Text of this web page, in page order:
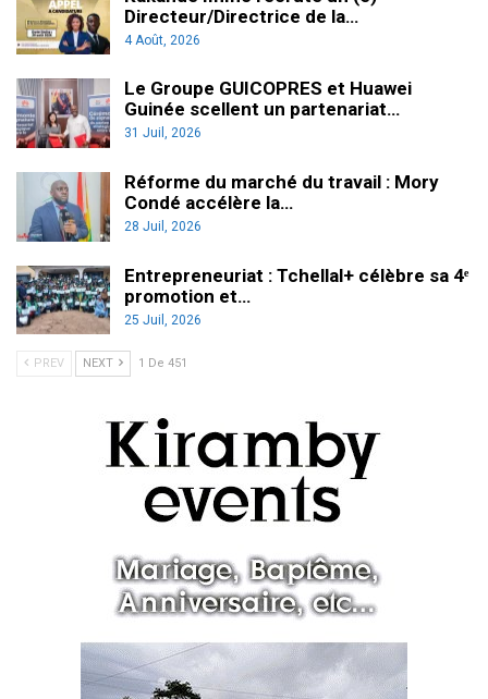
Directeur/Directrice de la…
4 Août, 2026
Le Groupe GUICOPRES et Huawei
Guinée scellent un partenariat…
31 Juil, 2026
Réforme du marché du travail : Mory
Condé accélère la…
28 Juil, 2026
Entrepreneuriat : Tchellal+ célèbre sa 4ᵉ
promotion et…
25 Juil, 2026
PREV NEXT 1 De 451